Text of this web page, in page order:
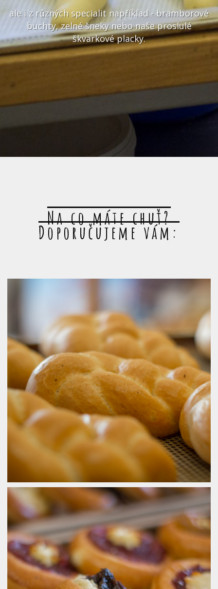
ale i z různých specialit například - bramborové
buchty, zelné šneky nebo naše proslulé
škvarkové placky.
Na co máte chuť?
Doporučujeme vám: